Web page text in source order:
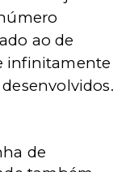
ao de
infinitamente
de